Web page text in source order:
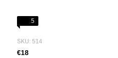
5
SKU: 514
€18